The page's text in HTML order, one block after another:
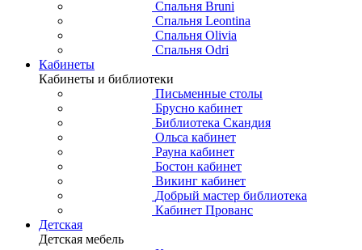
Спальня Bruni
Спальня Leontina
Спальня Olivia
Спальня Odri
Кабинеты
Кабинеты и библиотеки
Письменные столы
Брусно кабинет
Библиотека Скандия
Ольса кабинет
Рауна кабинет
Бостон кабинет
Викинг кабинет
Добрый мастер библиотека
Кабинет Прованс
Детская
Детская мебель